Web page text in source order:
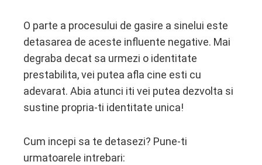
O parte a procesului de gasire a sinelui este
detasarea de aceste influente negative. Mai
degraba decat sa urmezi o identitate
prestabilita, vei putea afla cine esti cu
adevarat. Abia atunci iti vei putea dezvolta si
sustine propria-ti identitate unica!
Cum incepi sa te detasezi? Pune-ti
urmatoarele intrebari: